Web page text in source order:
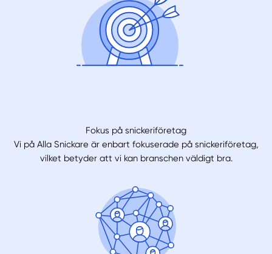
Fokus på snickeriföretag
Vi på Alla Snickare är enbart fokuserade på snickeriföretag,
vilket betyder att vi kan branschen väldigt bra.